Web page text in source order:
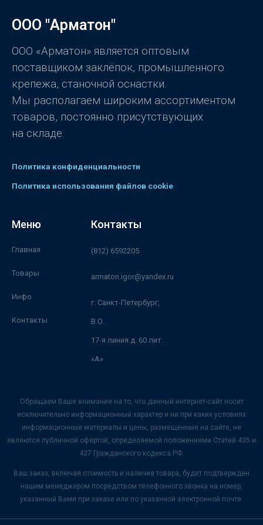
ООО "Арматон"
ООО «Арматон» является оптовым
поставщиком заклёпок, промышленного
крепежа, станочной оснастки.
Мы располагаем широким ассортиментом
товаров, постоянно присутствующих
на складе.
Политика конфиденциальности
Политика использования файлов cookie
Меню
Главная
Товары
Инфо
Контакты
Контакты
(812) 6592205
armaton.igor@yandex.ru
г. Санкт-Петербург,
В.О.
17-я линия д. 60 лит.
«А»
Обращаем Ваше внимание на то, что данный интернет-сайт носит
исключительно информационный характер и ни при каких условиях
информационные материалы и цены, размещенные на сайте, не
являются публичной офертой, определяемой положениями Статей 435 и
437 Гражданского кодекса РФ.
Ваш заказ, включая стоимость и наличие товара, будет подтвержден
нашим менеджером посредством телефонного звонка на номер,
указанный Вами при заказе или по указанной электронной почте.